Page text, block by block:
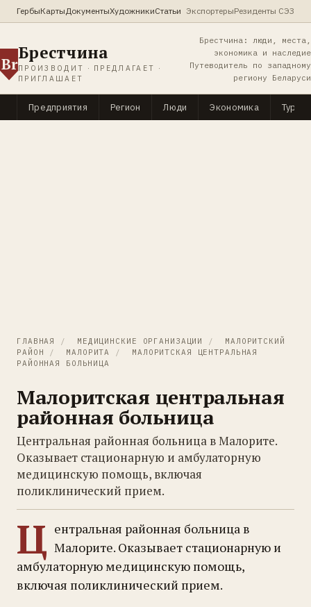
ГербыКартыДокументыХудожникиСтатьи ЭкспортерыРезиденты СЭЗ
Br
Брестчина
ПРОИЗВОДИТ · ПРЕДЛАГАЕТ ·
ПРИГЛАШАЕТ
Брестчина: люди, места,
экономика и наследие
Путеводитель по западному
региону Беларуси
Предприятия Регион Люди Экономика
ГЛАВНАЯ / МЕДИЦИНСКИЕ ОРГАНИЗАЦИИ /
МАЛОРИТСКИЙ
РАЙОН
/ МАЛОРИТА /
МАЛОРИТСКАЯ ЦЕНТРАЛЬНАЯ
РАЙОННАЯ БОЛЬНИЦА
Малоритская центральная
районная больница
Центральная районная больница в Малорите.
Оказывает стационарную и амбулаторную
медицинскую помощь, включая
поликлинический прием.
Ц ентральная районная больница в
Малорите. Оказывает стационарную и
амбулаторную медицинскую помощь,
включая поликлинический прием.